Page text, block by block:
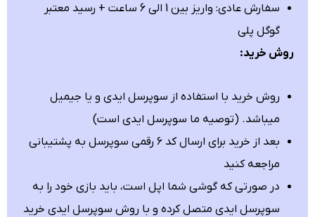
سفارش عادی: واریز بین 1 الی 6 ساعت + رسید معتبر
گوگل پلی
روش خرید:
روش خرید با استفاده از سوپرسل ایدی و یا جیمیل
میباشد. (توصیه ما سوپرسل ایدی است)
بعد از خرید برای ارسال کد ۶ رقمی سوپرسل به پشتیبانی
مراجعه کنید
در صورتی که گوشی شما اپل است، باید بازی خود را به
سوپرسل ایدی متصل کرده و با روش سوپرسل ایدی خرید